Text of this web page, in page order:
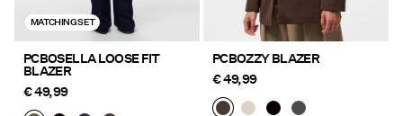
MATCHING SET
PCBOSELLA LOOSE FIT
BLAZER
€ 49,99
PCBOZZY BLAZER
€ 49,99